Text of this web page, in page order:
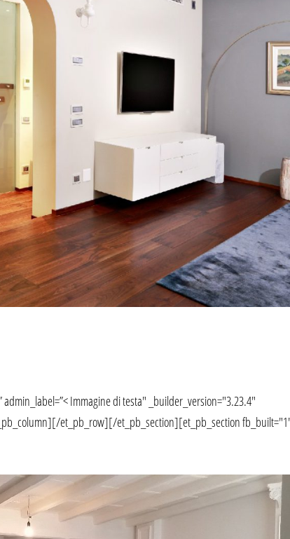
Immagine di testa" _builder_version="3.23.4"
et_pb_row][/et_pb_section][et_pb_section